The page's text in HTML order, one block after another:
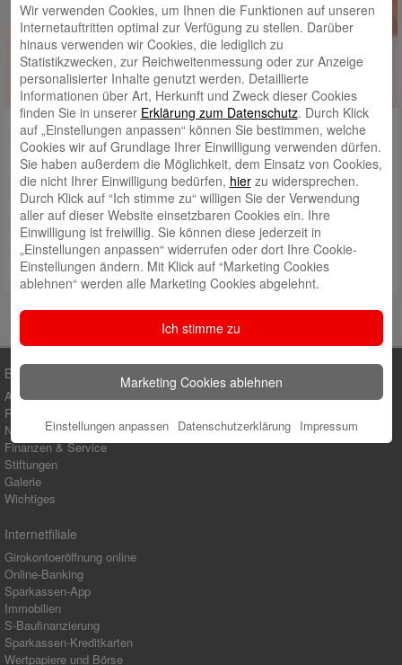
Ab sofort steht Ihnen der neue Kalender für 2020 zum Gratis-
Download zur Verfügung. Sie können damit Ihren ganz persönlichen
Jahresplaner erstellen.
Hier geht es direkt zu unserem Jahresplaner 2020.Das PDF können Sie
herunterladen oder ausdrucken. So oft Sie wollen, auch auf DIN A3.
Blog-Kategorien
Ausbildung
Regionales Engagement
Nachhaltigkeit
Finanzen & Service
Stiftungen
Galerie
Wichtiges
Internetfiliale
Girokontoeröffnung online
Online-Banking
Sparkassen-App
Immobilien
S-Baufinanzierung
Sparkassen-Kreditkarten
Wertpapiere und Börse
Wir verwenden Cookies, um Ihnen die Funktionen auf unseren
Internetauftritten optimal zur Verfügung zu stellen. Darüber
hinaus verwenden wir Cookies, die lediglich zu
Statistikzwecken, zur Reichweitenmessung oder zur Anzeige
personalisierter Inhalte genutzt werden. Detaillierte
Informationen über Art, Herkunft und Zweck dieser Cookies
finden Sie in unserer Erklärung zum Datenschutz. Durch Klick
auf „Einstellungen anpassen“ können Sie bestimmen, welche
Cookies wir auf Grundlage Ihrer Einwilligung verwenden dürfen.
Sie haben außerdem die Möglichkeit, dem Einsatz von Cookies,
die nicht Ihrer Einwilligung bedürfen, hierzu widersprechen.
Durch Klick auf “Ich stimme zu“ willigen Sie der Verwendung
aller auf dieser Website einsetzbaren Cookies ein. Ihre
Einwilligung ist freiwillig. Sie können diese jederzeit in
„Einstellungen anpassen“ widerrufen oder dort Ihre Cookie-
Einstellungen ändern. Mit Klick auf “Marketing Cookies
ablehnen“ werden alle Marketing Cookies abgelehnt.
Ich stimme zu
Marketing Cookies ablehnen
Einstellungen anpassen Datenschutzerklärung Impressum